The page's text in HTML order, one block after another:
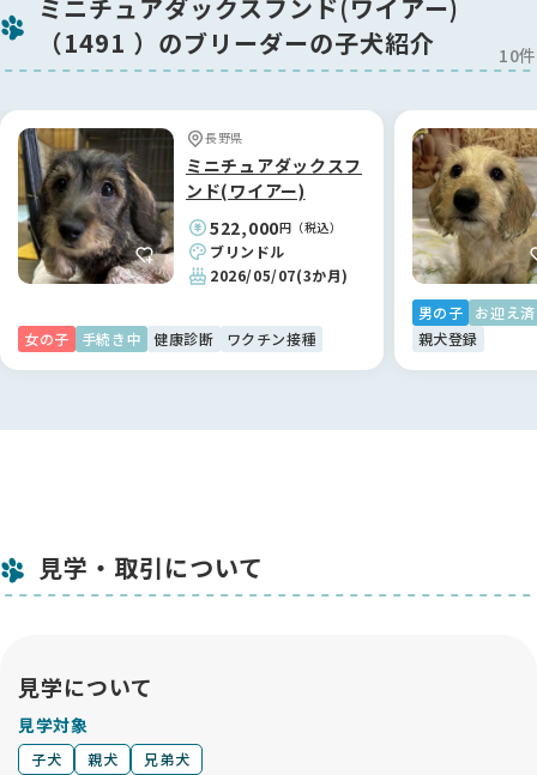
ミニチュアダックスフンド(ワイアー)
（1491 ）のブリーダーの子犬紹介
10件
長野県
ミニチュアダックスフ
ンド(ワイアー)
522,000円（税込）
ブリンドル
2026/05/07(3か月)
女の子 手続き中 健康診断 ワクチン接種
男の子
お迎え済
親犬登録
見学・取引について
見学について
見学対象
子犬 親犬 兄弟犬